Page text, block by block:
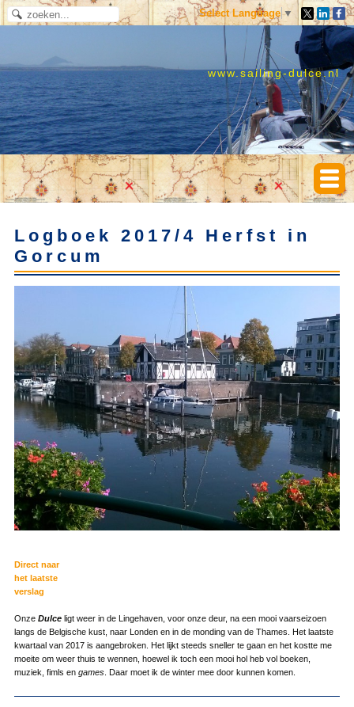
Select Language ▼
www.sailing-dulce.nl
Logboek 2017/4 Herfst in
Gorcum
Direct naar
het laatste
verslag
Onze Dulceligt weer in de Lingehaven, voor onze deur, na een mooi vaarseizoen
langs de Belgische kust, naar Londen en in de monding van de Thames. Het laatste
kwartaal van 2017 is aangebroken. Het lijkt steeds sneller te gaan en het kostte me
moeite om weer thuis te wennen, hoewel ik toch een mooi hol heb vol boeken,
muziek, fimls en games. Daar moet ik de winter mee door kunnen komen.